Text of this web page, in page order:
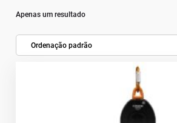
Apenas um resultado